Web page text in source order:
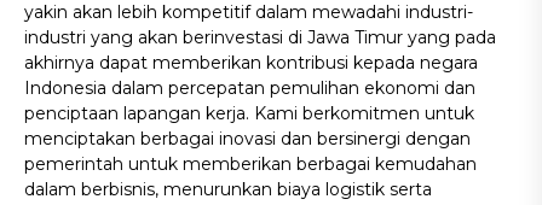
yakin akan lebih kompetitif dalam mewadahi industri-
industri yang akan berinvestasi di Jawa Timur yang pada
akhirnya dapat memberikan kontribusi kepada negara
Indonesia dalam percepatan pemulihan ekonomi dan
penciptaan lapangan kerja. Kami berkomitmen untuk
menciptakan berbagai inovasi dan bersinergi dengan
pemerintah untuk memberikan berbagai kemudahan
dalam berbisnis, menurunkan biaya logistik serta